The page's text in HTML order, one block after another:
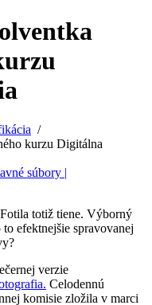
kurzu Digitálna
súbory |
totiž tiene. Výborný
efektnejšie spravovanej
verzie
Celodennú
komisie zložila v marci